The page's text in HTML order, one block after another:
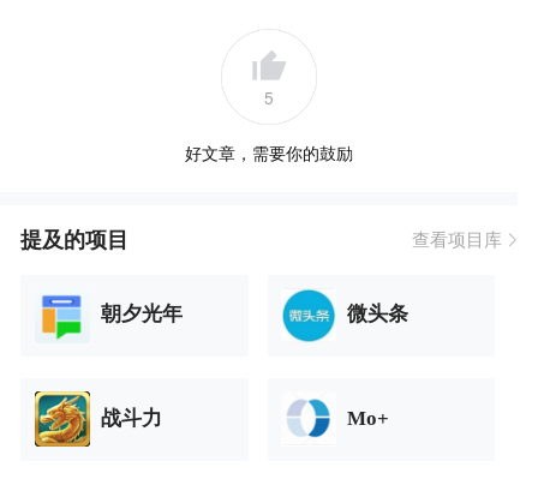
5
好文章，需要你的鼓励
提及的项目 查看项目库
朝夕光年 微头条
战斗力 Mo+